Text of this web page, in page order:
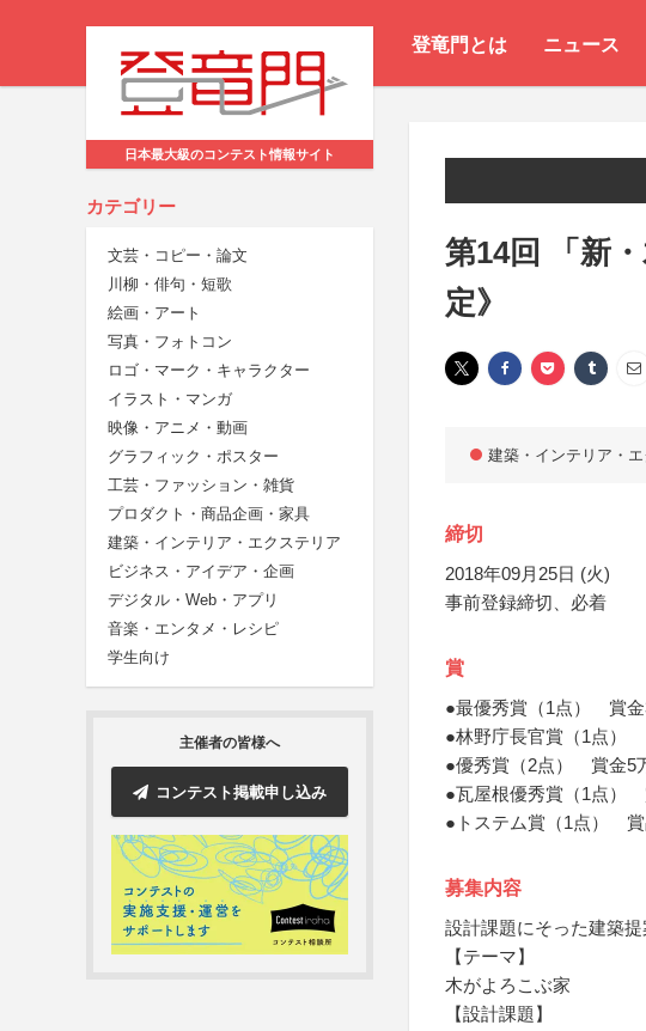
登竜門とは ニュース
日本最大級のコンテスト情報サイト
カテゴリー
文芸・コピー・論文
川柳・俳句・短歌
絵画・アート
写真・フォトコン
ロゴ・マーク・キャラクター
イラスト・マンガ
映像・アニメ・動画
グラフィック・ポスター
工芸・ファッション・雑貨
プロダクト・商品企画・家具
建築・インテリア・エクステリア
ビジネス・アイデア・企画
デジタル・Web・アプリ
音楽・エンタメ・レシピ
学生向け
主催者の皆様へ
コンテスト掲載申し込み
第14回 「新
定》
建築・インテリア・
締切
2018年09月25日 (火)
事前登録締切、必着
賞
●最優秀賞（1点） 賞金
●林野庁長官賞（1点）
●優秀賞（2点） 賞金5
●瓦屋根優秀賞（1点）
●トステム賞（1点） 賞
募集内容
設計課題にそった建築提
【テーマ】
木がよろこぶ家
【設計課題】